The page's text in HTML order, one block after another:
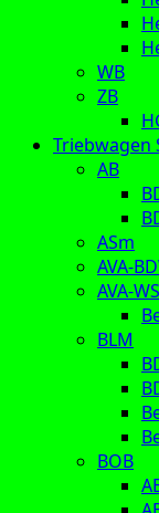
WB
ZB
Triebwagen
AB
ASm
AVA-
AVA-
BLM
BOB